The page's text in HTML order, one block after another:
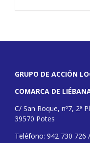
GRUPO DE ACCIÓN
COMARCA DE
C/ San Roque, nº7, 2ª
39570 Potes
Teléfono: 942 730 726